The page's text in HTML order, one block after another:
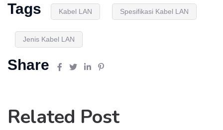
Tags Kabel LAN Spesifikasi Kabel LAN
Jenis Kabel LAN
Share
Related Post